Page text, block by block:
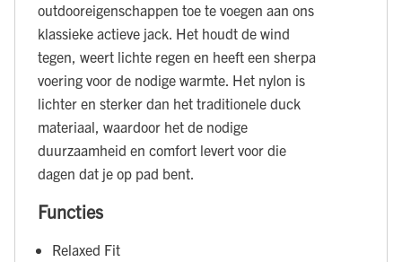
outdooreigenschappen toe te voegen aan ons
klassieke actieve jack. Het houdt de wind
tegen, weert lichte regen en heeft een sherpa
voering voor de nodige warmte. Het nylon is
lichter en sterker dan het traditionele duck
materiaal, waardoor het de nodige
duurzaamheid en comfort levert voor die
dagen dat je op pad bent.
Functies
Relaxed Fit